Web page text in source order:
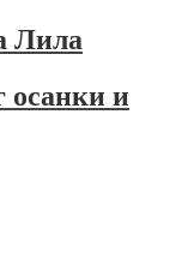
Лила
осанки и